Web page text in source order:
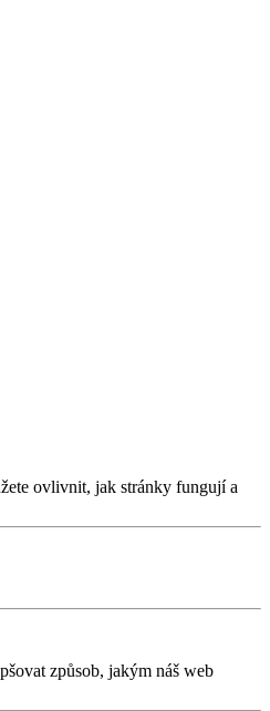
ovlivnit, jak stránky fungují a
způsob, jakým náš web